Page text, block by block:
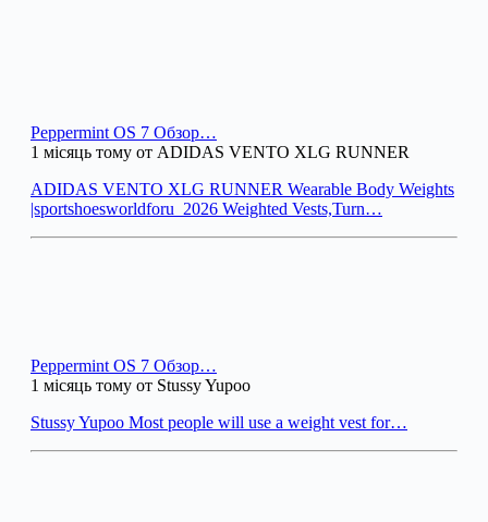
Peppermint OS 7 Обзор…
1 місяць тому от ADIDAS VENTO XLG RUNNER
ADIDAS VENTO XLG RUNNER Wearable Body Weights
|sportshoesworldforu_2026 Weighted Vests,Turn…
Peppermint OS 7 Обзор…
1 місяць тому от Stussy Yupoo
Stussy Yupoo Most people will use a weight vest for…